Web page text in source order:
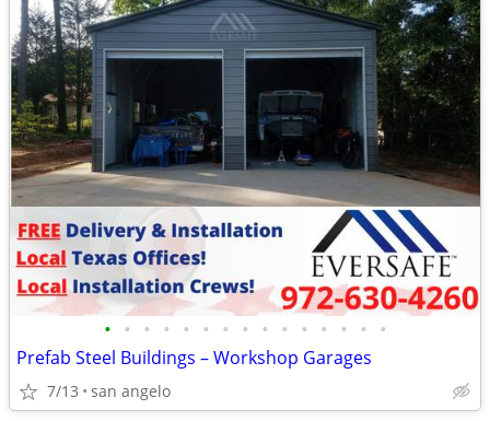
• • • • • • • • • • • • • • •
Prefab Steel Buildings – Workshop Garages
7/13 san angelo